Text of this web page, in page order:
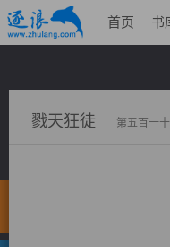
首页 书
戮天狂徒 第五百一